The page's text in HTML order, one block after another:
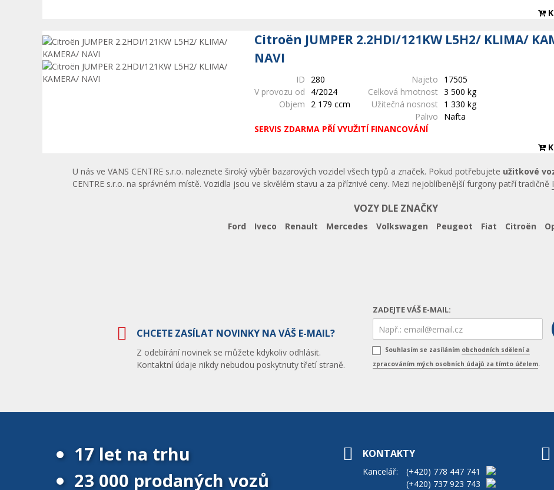
Citroën JUMPER 2.2HDI/121KW L5H2/ KLIMA/
NAVI
ID 280 Najeto
17505
V provozu od
4/2024 Celková hmotnost 3 500 kg
Objem
2 179 ccm Užitečná nosnost
1 330 kg
Palivo
Nafta
SERVIS ZDARMA PŘÍ VYUŽITÍ FINANCOVÁNÍ
U nás ve VANS CENTRE s.r.o.naleznete široký výběr bazarových vozidel všech typů a značek. Pokud potřebujete užitkové
CENTRE s.r.o. na správném místě. Vozidla jsou ve skvělém stavu a za příznivé ceny. Mezi nejoblíbenější furgony patří tradičně
VOZY DLE ZNAČKY
Ford Iveco Renault Mercedes Volkswagen Peugeot Fiat Citroën
CHCETE ZASÍLAT NOVINKY NA VÁŠ E-MAIL?
Z odebírání novinek se můžete kdykoliv odhlásit.
Kontaktní údaje nikdy nebudou poskytnuty třetí straně.
ZADEJTE VÁŠ E-MAIL:
Souhlasím se zasíláním obchodních sdělení a
zpracováním mých osobních údajů za tímto účelem.
17 let na trhu
23 000 prodaných vozů
KONTAKTY
Kancelář: (+420) 778 447 741
(+420) 737 923 743